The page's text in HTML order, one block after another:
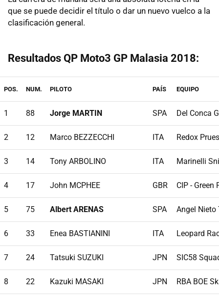
que se puede decidir el título o dar un nuevo vuelco a la
clasificación general.
Resultados QP Moto3 GP Malasia 2018:
POS. NUM. PILOTO PAÍS EQUIPO
1 88 Jorge MARTIN SPA Del Conca
2 12 Marco BEZZECCHI ITA Redox
3 14 Tony ARBOLINO ITA Marinelli
4 17 John MCPHEE GBR CIP - Green
5 75 Albert ARENAS SPA Angel Nieto
6 33 Enea BASTIANINI ITA Leopard
7 24 Tatsuki SUZUKI JPN SIC58
8 22 Kazuki MASAKI JPN RBA BOE